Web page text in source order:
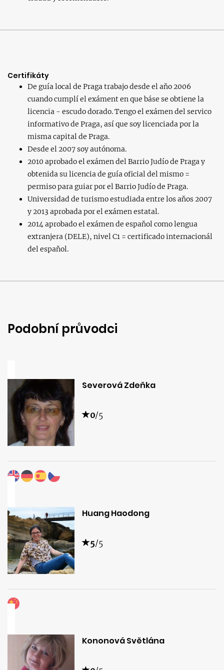
Certifikáty
De guía local de Praga trabajo desde el aňo 2006
cuando cumplí el exáment en que báse se obtiene la
licencia - escudo dorado. Tengo el exámen del servico
informativo de Praga, así que soy licenciada por la
misma capital de Praga.
Desde el 2007 soy autónoma.
2010 aprobado el exámen del Barrio Judío de Praga y
obtenida su licencia de guía oficial del mismo =
permiso para guiar por el Barrio Judío de Praga.
Universidad de turismo estudiada entre los aňos 2007
y 2013 aprobada por el exámen estatal.
2014 aprobado el exámen de espaňol como lengua
extranjera (DELE), nivel C1 = certificado internacionál
del espaňol.
Podobní průvodci
Severová Zdeňka
0/5
Huang Haodong
5/5
Kononová Světlána